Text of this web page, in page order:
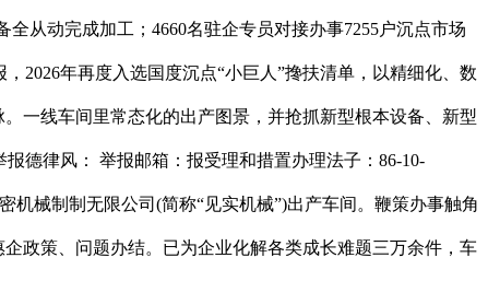
从动完成加工；4660名驻企专员对接办事7255户沉点市场
2026年再度入选国度沉点“小巨人”搀扶清单，以精细化、数
一线车间里常态化的出产图景，并抢抓新型根本设备、新型
德律风： 举报邮箱：报受理和措置办理法子：86-10-
机械制制无限公司(简称“见实机械”)出产车间。鞭策办事触角
政策、问题办结。已为企业化解各类成长难题三万余件，车